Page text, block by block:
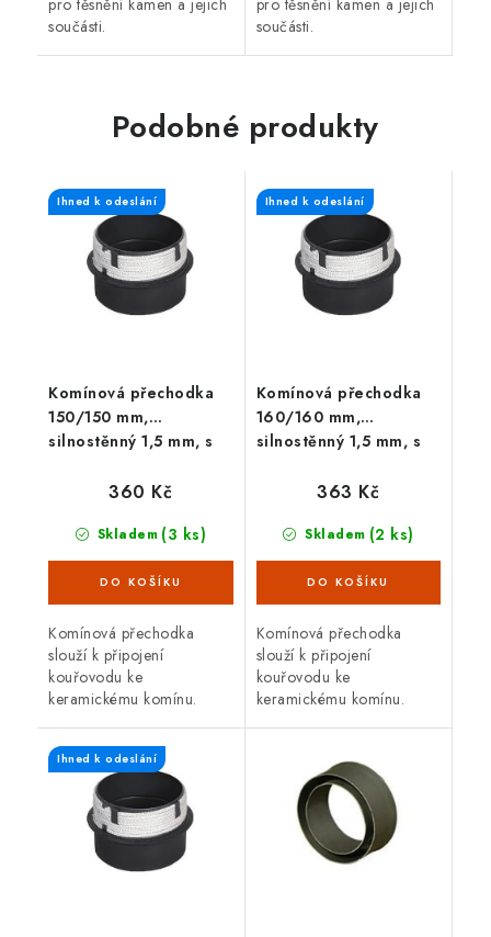
pro těsnění kamen a jejich
součásti.
pro těsnění kamen a jejich
součásti.
Podobné produkty
Komínová přechodka
150/150 mm,
silnostěnný 1,5 mm, s
Ihned k odeslání
Skladem (3 ks)
360 Kč
Komínová přechodka
slouží k připojení
kouřovodu ke
keramickému komínu.
silnostěnný kouřovod o
průměru 150 mm. Průměr
komína 150 mm. S těsnící
šňůrou.
Komínová přechodka
160/160 mm,
silnostěnný 1,5 mm, s
Ihned k odeslání
Skladem (2 ks)
363 Kč
Komínová přechodka
slouží k připojení
kouřovodu ke
keramickému komínu.
průměru 160 mm. Průměr
komína 160 mm. S těsnící
šňůrou.
Ihned k odeslání